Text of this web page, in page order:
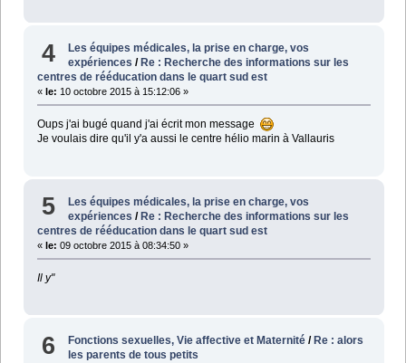
4
Les équipes médicales, la prise en charge, vos
expériences / Re : Recherche des informations sur les
centres de rééducation dans le quart sud est
« le: 10 octobre 2015 à 15:12:06 »
Oups j'ai bugé quand j'ai écrit mon message
Je voulais dire qu'il y'a aussi le centre hélio marin à Vallauris
5
Les équipes médicales, la prise en charge, vos
expériences /Re : Recherche des informations sur les
centres de rééducation dans le quart sud est
« le: 09 octobre 2015 à 08:34:50 »
Il y"
6 Fonctions sexuelles, Vie affective et Maternité / Re : alors
les parents de tous petits